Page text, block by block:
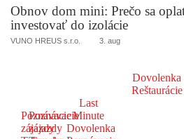
Obnov dom mini: Prečo sa
investovať do izolácie
VUNO HREUS s.r.o. 3. aug
Dovolenka
Reštaurácie
Poznávacie
zájazdy
Poznávacie
zájazdy
Last
Minute
Dovolenka